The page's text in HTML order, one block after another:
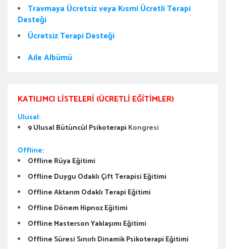
Travmaya Ücretsiz veya Kısmi Ücretli Terapi
Desteği
Ücretsiz Terapi Desteği
Aile Albümü
KATILIMCI LISTELERI (ÜCRETLI EĞITIMLER)
Ulusal:
9 Ulusal Bütüncül Psikoterapi Kongresi
Offline:
Offline Rüya Eğitimi
Offline Duygu Odaklı Çift Terapisi Eğitimi
Offline Aktarım Odaklı Terapi Eğitimi
Offline Dönem Hipnoz Eğitimi
Offline Masterson Yaklaşımı Eğitimi
Offline Süresi Sınırlı Dinamik Psikoterapi Eğitimi